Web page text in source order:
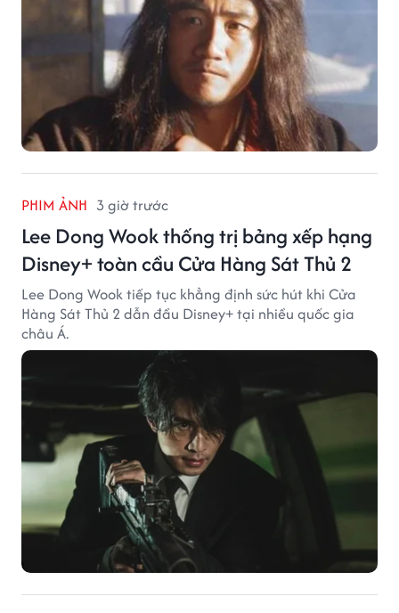
PHIM ẢNH 3 giờ trước
Lee Dong Wook thống trị bảng xếp hạng
Disney+ toàn cầu Cửa Hàng Sát Thủ 2
Lee Dong Wook tiếp tục khẳng định sức hút khi Cửa
Hàng Sát Thủ 2 dẫn đầu Disney+ tại nhiều quốc gia
châu Á.